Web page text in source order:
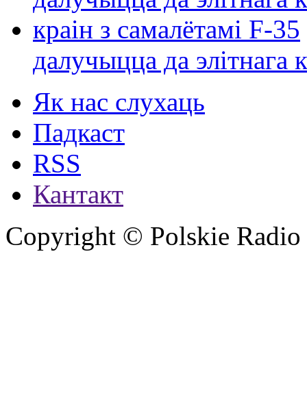
далучыцца да элітнага
Як нас слухаць
Падкаст
RSS
Кантакт
Copyright © Polskie